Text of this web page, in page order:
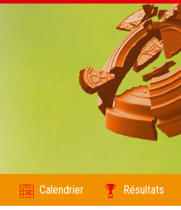
Calendrier Résultats